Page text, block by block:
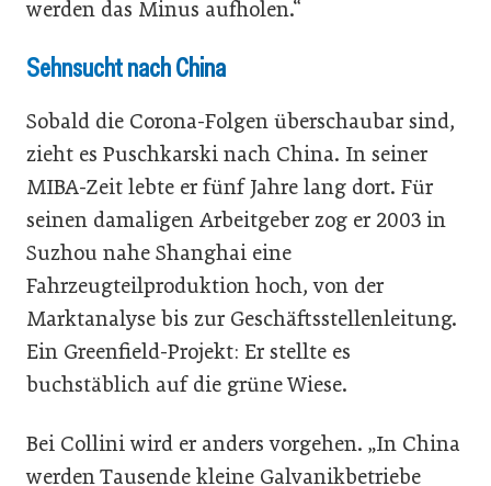
werden das Minus aufholen.“
Sehnsucht nach China
Sobald die Corona-Folgen überschaubar sind,
zieht es Puschkarski nach China. In seiner
MIBA-Zeit lebte er fünf Jahre lang dort. Für
seinen damaligen Arbeitgeber zog er 2003 in
Suzhou nahe Shanghai eine
Fahrzeugteilproduktion hoch, von der
Marktanalyse bis zur Geschäftsstellenleitung.
Ein Greenfield-Projekt: Er stellte es
buchstäblich auf die grüne Wiese.
Bei Collini wird er anders vorgehen. „In China
werden Tausende kleine Galvanikbetriebe